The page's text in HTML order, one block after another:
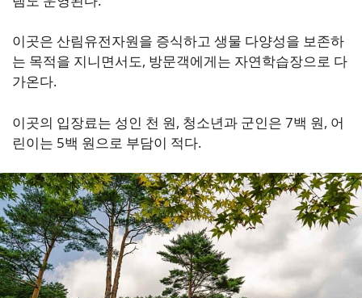
이곳은 산림유전자원을 증식하고 생물 다양성을 보존하
는 목적을 지니면서도, 방문객에게는 자연학습장으로 다
가온다.
이곳의 입장료는 성인 천 원, 청소년과 군인은 7백 원, 어
린이는 5백 원으로 부담이 적다.